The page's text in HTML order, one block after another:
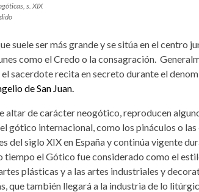
s. XIX
suele ser más grande y se sitúa en el centro
como el Credo o la consagración.
sacerdote recita en secreto durante el
de San Juan
altar de carácter neogótico, reproducen
gótico internacional, como los pináculos o
del siglo XIX en España y continúa vigente
tiempo el Gótico fue considerado como el
plásticas y a las artes industriales y
que también llegará a la industria de lo